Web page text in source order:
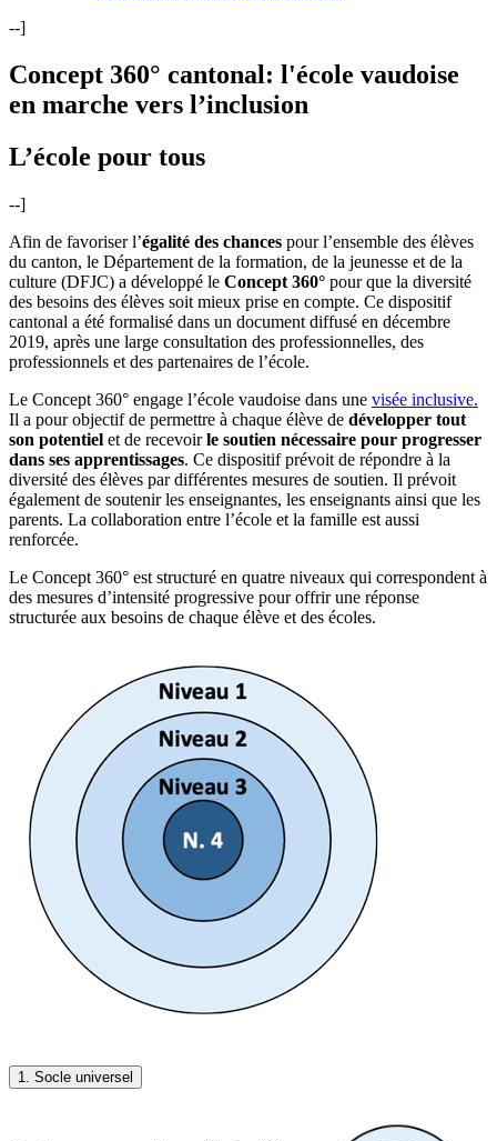
--]
Concept 360° cantonal: l'école vaudoise
en marche vers l’inclusion
L’école pour tous
--]
Afin de favoriser l’égalité des chances pour l’ensemble des élèves
du canton, le Département de la formation, de la jeunesse et de la
culture (DFJC) a développé le Concept 360° pour que la diversité
des besoins des élèves soit mieux prise en compte. Ce dispositif
cantonal a été formalisé dans un document diffusé en décembre
2019, après une large consultation des professionnelles, des
professionnels et des partenaires de l’école.
Le Concept 360° engage l’école vaudoise dans une visée inclusive.
Il a pour objectif de permettre à chaque élève de développer tout
son potentiel et de recevoirle soutien nécessaire pour progresser
dans ses apprentissages. Ce dispositif prévoit de répondre à la
diversité des élèves par différentes mesures de soutien. Il prévoit
également de soutenir les enseignantes, les enseignants ainsi que les
parents. La collaboration entre l’école et la famille est aussi
renforcée.
Le Concept 360° est structuré en quatre niveaux qui correspondent à
des mesures d’intensité progressive pour offrir une réponse
structurée aux besoins de chaque élève et des écoles.
1. Socle universel